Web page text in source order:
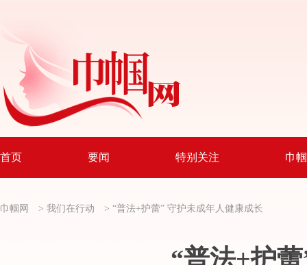
首页 要闻 特别关注 巾
巾帼网 > 我们在行动 > “普法+护蕾” 守护未成年人健康成长
“普法+护